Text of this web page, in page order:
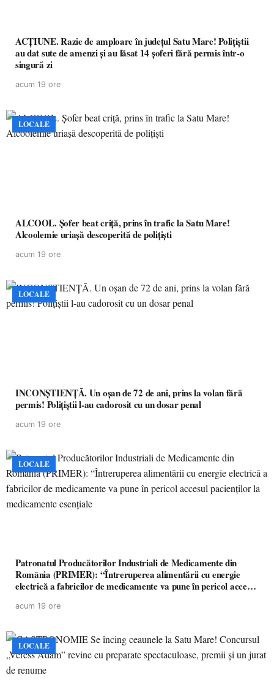
ACȚIUNE. Razie de amploare în județul Satu Mare! Polițiștii
au dat sute de amenzi și au lăsat 14 șoferi fără permis într-o
singură zi
acum 19 ore
LOCALE
ALCOOL. Șofer beat criță, prins în trafic la Satu Mare!
Alcoolemie uriașă descoperită de polițiști
acum 19 ore
LOCALE
INCONȘTIENȚĂ. Un oșan de 72 de ani, prins la volan fără
permis! Polițiștii l-au cadorosit cu un dosar penal
acum 19 ore
LOCALE
Patronatul Producătorilor Industriali de Medicamente din
România (PRIMER): “Întreruperea alimentării cu energie
electrică a fabricilor de medicamente va pune în pericol accesul
acum 19 ore
LOCALE